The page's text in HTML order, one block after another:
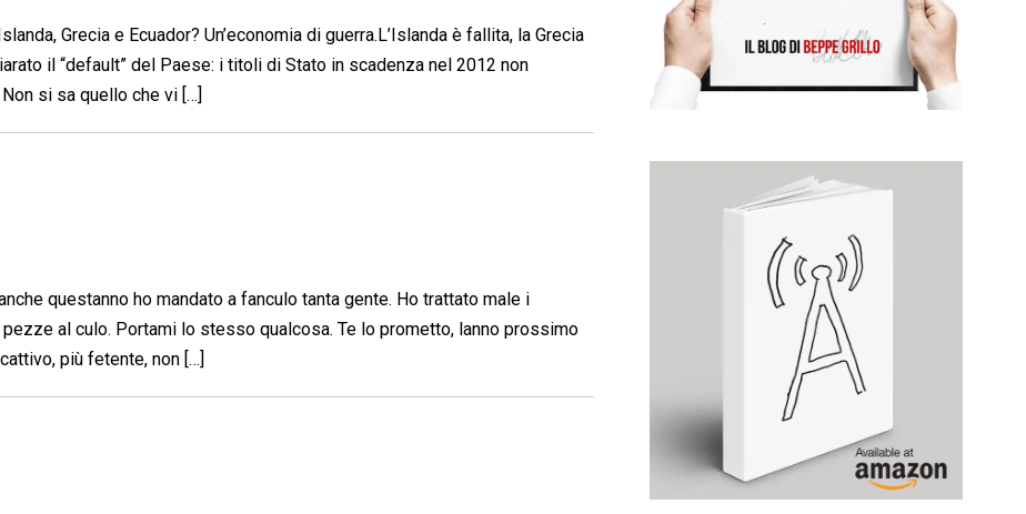
Grecia e Ecuador? Un’economia di guerra.L’Islanda è fallita, la Grecia
il “default” del Paese: i titoli di Stato in scadenza nel 2012 non
si sa quello che vi […]
questanno ho mandato a fanculo tanta gente. Ho trattato male i
al culo. Portami lo stesso qualcosa. Te lo prometto, lanno prossimo
più fetente, non […]